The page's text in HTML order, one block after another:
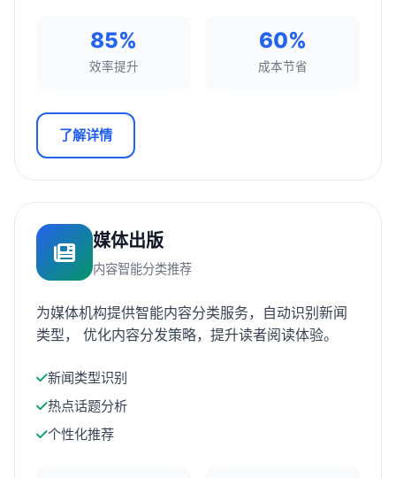
85%
效率提升
60%
成本节省
了解详情
媒体出版
内容智能分类推荐
为媒体机构提供智能内容分类服务，自动识别新闻
类型， 优化内容分发策略，提升读者阅读体验。
新闻类型识别
热点话题分析
个性化推荐